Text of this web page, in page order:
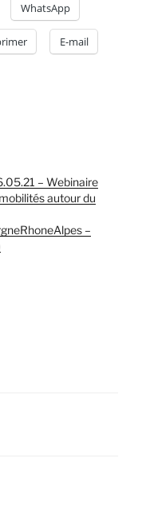
WhatsApp
E-mail
– Webinaire
autour du
–